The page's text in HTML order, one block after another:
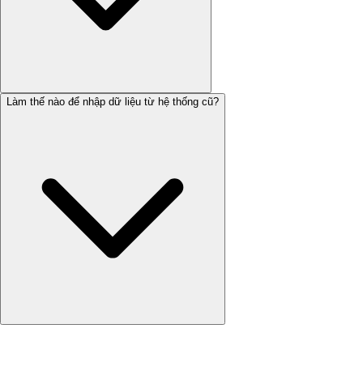
Làm thế nào để nhập dữ liệu từ hệ thống cũ?